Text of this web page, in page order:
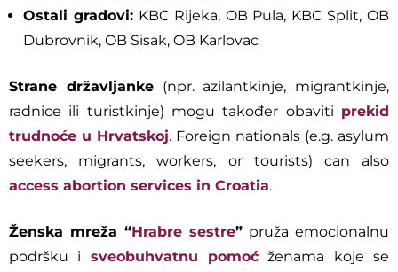
Ostali gradovi:KBC Rijeka, OB Pula, KBC Split, OB
Dubrovnik, OB Sisak, OB Karlovac
Strane državljanke(npr. azilantkinje, migrantkinje,
radnice ili turistkinje) mogu također obaviti prekid
trudnoće u Hrvatskoj. Foreign nationals (e.g. asylum
seekers, migrants, workers, or tourists) can also
access abortion services in Croatia.
Ženska mreža “Hrabre sestre” pruža emocionalnu
podršku i sveobuhvatnu pomoć ženama koje se